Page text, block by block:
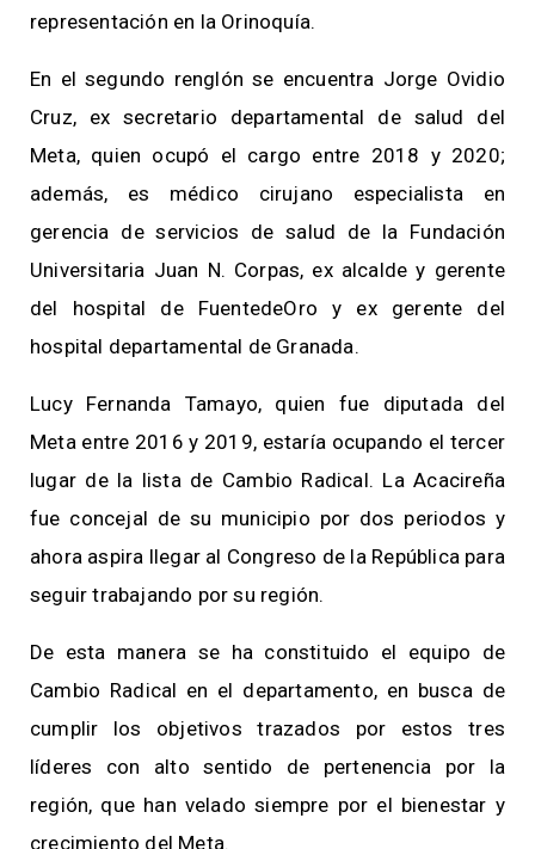
representación en la Orinoquía.
En el segundo renglón se encuentra Jorge Ovidio
Cruz, ex secretario departamental de salud del
Meta, quien ocupó el cargo entre 2018 y 2020;
además, es médico cirujano especialista en
gerencia de servicios de salud de la Fundación
Universitaria Juan N. Corpas, ex alcalde y gerente
del hospital de FuentedeOro y ex gerente del
hospital departamental de Granada.
Lucy Fernanda Tamayo, quien fue diputada del
Meta entre 2016 y 2019, estaría ocupando el tercer
lugar de la lista de Cambio Radical. La Acacireña
fue concejal de su municipio por dos periodos y
ahora aspira llegar al Congreso de la República para
seguir trabajando por su región.
De esta manera se ha constituido el equipo de
Cambio Radical en el departamento, en busca de
cumplir los objetivos trazados por estos tres
líderes con alto sentido de pertenencia por la
región, que han velado siempre por el bienestar y
crecimiento del Meta.